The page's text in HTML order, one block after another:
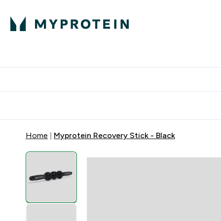
Home Myprotein Recovery Stick - Black